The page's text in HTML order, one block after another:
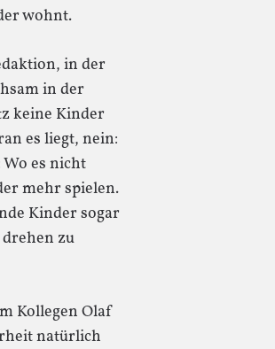
wohnt.
in der
in der
keine Kinder
es liegt, nein:
es nicht
mehr spielen.
Kinder sogar
zu
Kollegen Olaf
natürlich